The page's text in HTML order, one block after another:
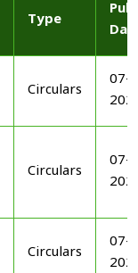
Type
Circulars
07-
Circulars
07-
Circulars
07-